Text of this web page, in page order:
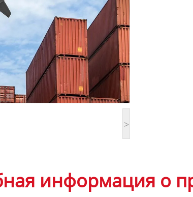
>
информация о